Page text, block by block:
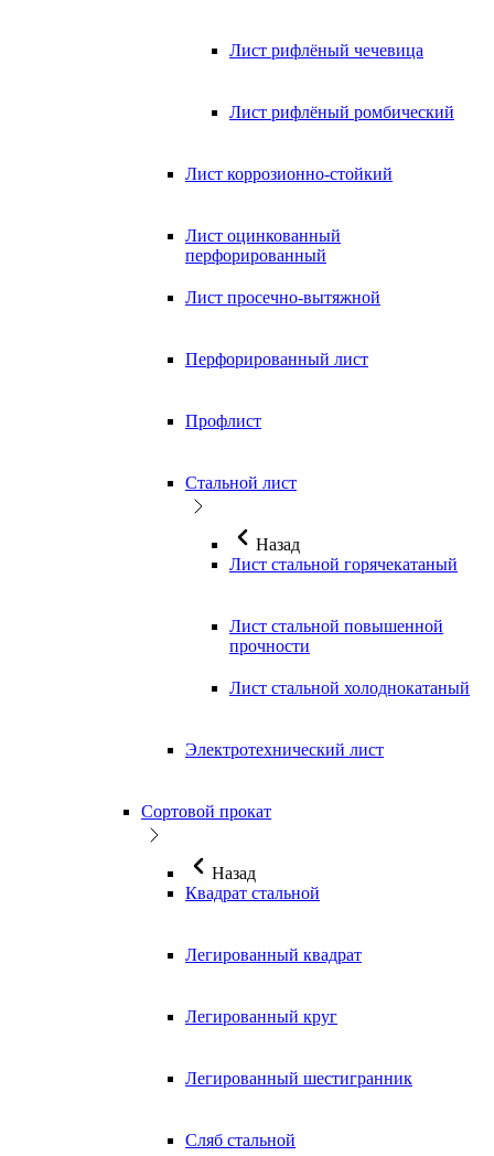
Лист рифлёный чечевица
Лист рифлёный ромбический
Лист коррозионно-стойкий
Лист оцинкованный
перфорированный
Лист просечно-вытяжной
Перфорированный лист
Профлист
Стальной лист
Назад
Лист стальной горячекатаный
Лист стальной повышенной
прочности
Лист стальной холоднокатаный
Электротехнический лист
Сортовой прокат
Назад
Квадрат стальной
Легированный квадрат
Легированный круг
Легированный шестигранник
Сляб стальной